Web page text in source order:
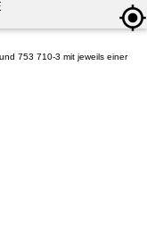
753 710-3 mit jeweils einer